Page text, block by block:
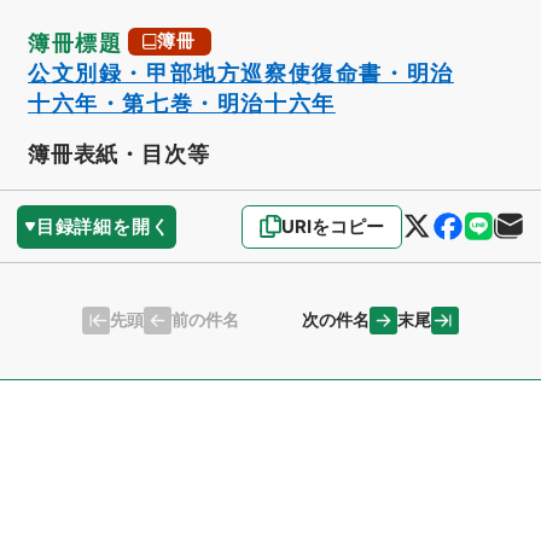
簿冊標題 簿冊
公文別録・甲部地方巡察使復命書・明治
十六年・第七巻・明治十六年
簿冊表紙・目次等
目録詳細を開く URIをコピー
先頭 前の件名 次の件名 末尾